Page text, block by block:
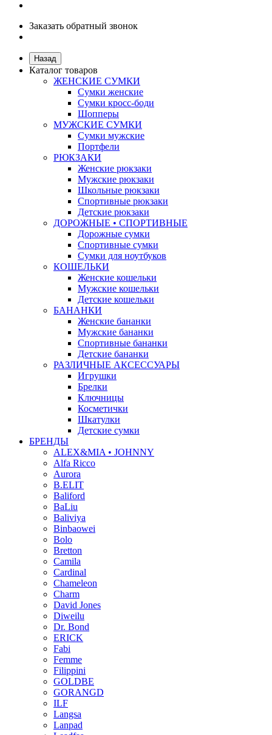
Заказать обратный звонок
Назад
Каталог товаров
ЖЕНСКИЕ СУМКИ
Сумки женские
Сумки кросс-боди
Шопперы
МУЖСКИЕ СУМКИ
Сумки мужские
Портфели
РЮКЗАКИ
Женские рюкзаки
Мужские рюкзаки
Школьные рюкзаки
Спортивные рюкзаки
Детские рюкзаки
ДОРОЖНЫЕ • СПОРТИВНЫЕ
Дорожные сумки
Спортивные сумки
Сумки для ноутбуков
КОШЕЛЬКИ
Женские кошельки
Мужские кошельки
Детские кошельки
БАНАНКИ
Женские бананки
Мужские бананки
Спортивные бананки
Детские бананки
РАЗЛИЧНЫЕ АКСЕССУАРЫ
Игрушки
Брелки
Ключницы
Косметички
Шкатулки
Детские сумки
БРЕНДЫ
ALEX&MIA • JOHNNY
Alfa Ricco
Aurora
B.ELIT
Baliford
BaLiu
Baliviya
Binbaowei
Bolo
Bretton
Camila
Cardinal
Chameleon
Charm
David Jones
Diweilu
Dr. Bond
ERICK
Fabi
Femme
Filippini
GOLDBE
GORANGD
ILF
Langsa
Lanpad